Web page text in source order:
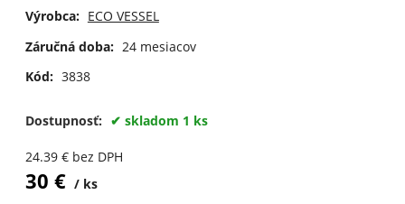
Výrobca: ECO VESSEL
Záručná doba: 24 mesiacov
Kód: 3838
Dostupnosť: skladom 1 ks
24.39€ bez DPH
30 € ks